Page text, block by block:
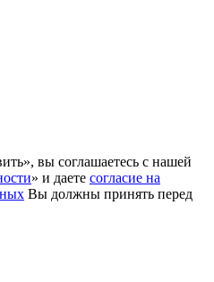
вы соглашаетесь с нашей
» и даете согласие на
Вы должны принять перед